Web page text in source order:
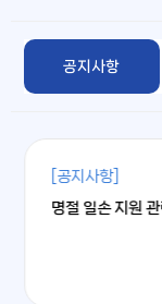
공지사항
[공지사항]
명절 일손 지원
[자료실]
2026 지역혁신
[규정 및 서식]
산업기술혁신사
[우수 사례]
2023 지역특화